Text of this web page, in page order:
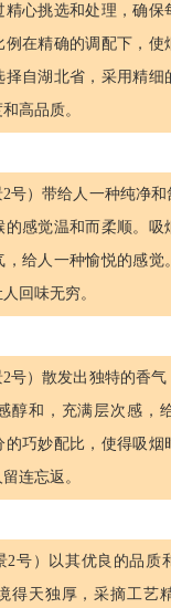
精心挑选和处理，确保
例在精确的调配下，使
自湖北省，采用精细
高品质。
号）带给人一种纯净和
的感觉温和而柔顺。吸
，给人一种愉悦的感觉
回味无穷。
号）散发出独特的香气
醇和，充满层次感，
的巧妙配比，使得吸烟
连忘返。
2号）以其优良的品质
得天独厚，采摘工艺